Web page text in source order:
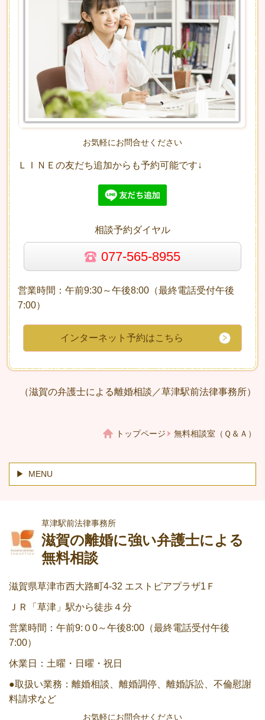
お気軽にお問合せください
ＬＩＮＥの友だち追加からも予約可能です↓
相談予約ダイヤル
077-565-8955
営業時間：午前9:30～午後8:00（最終電話受付午後
7:00）
インターネット予約はこちら
（滋賀の弁護士による離婚相談／草津駅前法律事務所）
トップページ 無料相談室（Ｑ＆Ａ）
MENU
草津駅前法律事務所
滋賀の離婚に強い弁護士による
無料相談
滋賀県草津市西大路町4-32 エストピアプラザ1Ｆ
ＪＲ「草津」駅から徒歩４分
営業時間：午前9:０0～午後8:00（最終電話受付午後
7:00）
休業日：土曜・日曜・祝日
●取扱い業務：離婚相談、離婚調停、離婚訴訟、不倫慰謝
料請求など
お気軽にお問合せください